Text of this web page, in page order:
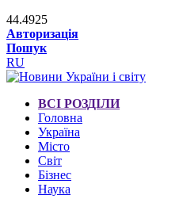
44.4925
Авторизація
Пошук
RU
ВСІ РОЗДІЛИ
Головна
Україна
Місто
Світ
Бізнес
Наука